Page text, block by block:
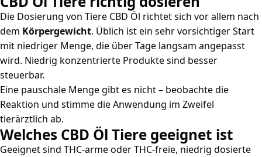
Die Dosierung von Tiere CBD Öl richtet sich vor allem nach
dem Körpergewicht. Üblich ist ein sehr vorsichtiger Start
mit niedriger Menge, die über Tage langsam angepasst
wird. Niedrig konzentrierte Produkte sind besser
steuerbar.
Eine pauschale Menge gibt es nicht – beobachte die
Reaktion und stimme die Anwendung im Zweifel
tierärztlich ab.
Welches CBD Öl Tiere geeignet ist
Geeignet sind THC-arme oder THC-freie, niedrig dosierte